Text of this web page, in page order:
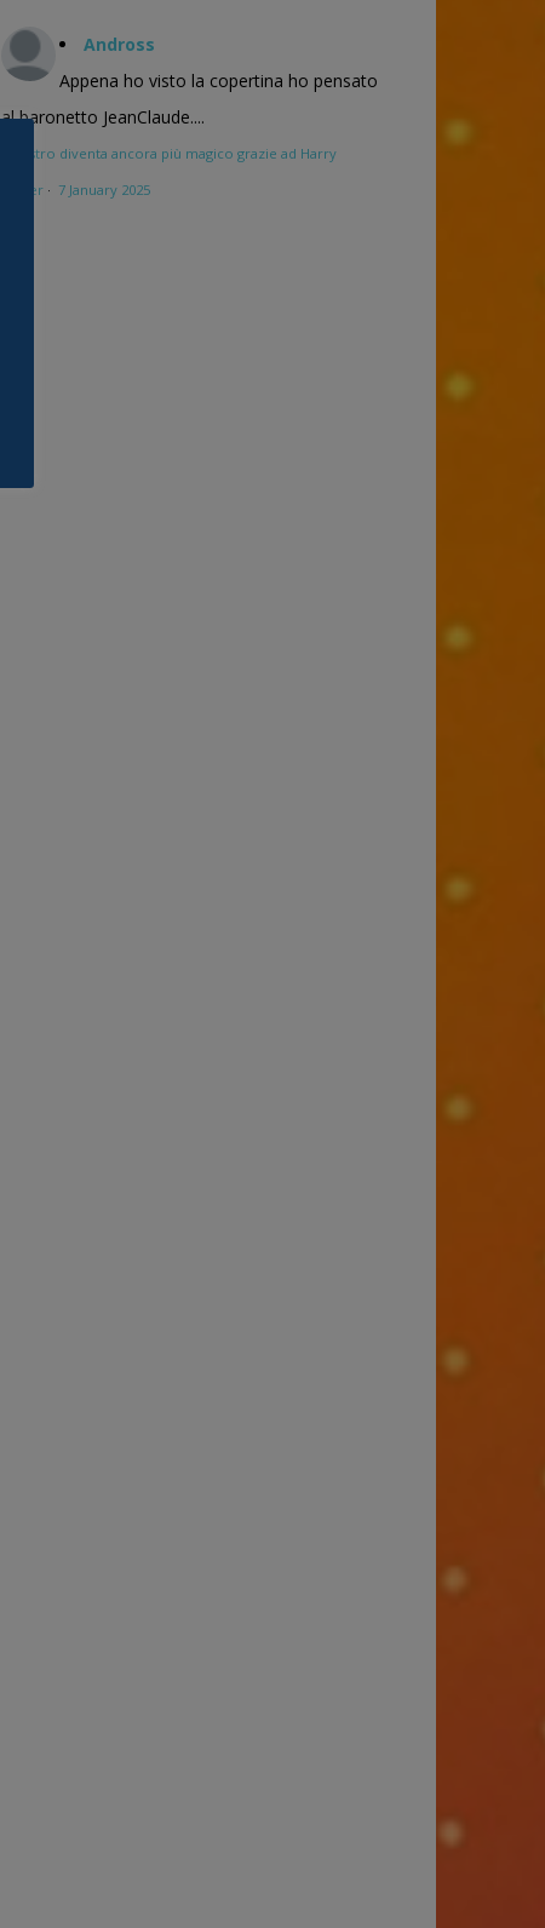
Andross
Appena ho visto la copertina ho pensato
al baronetto JeanClaude....
Maestro diventa ancora più magico grazie ad Harry
Potter · 7 January 2025